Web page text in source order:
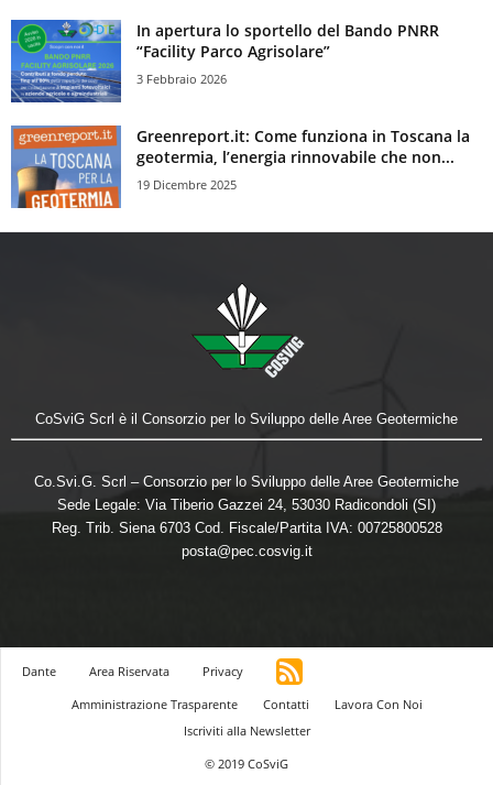
In apertura lo sportello del Bando PNRR
“Facility Parco Agrisolare”
3 Febbraio 2026
Greenreport.it: Come funziona in Toscana la
geotermia, l’energia rinnovabile che non...
19 Dicembre 2025
CoSviG Scrl è il Consorzio per lo Sviluppo delle Aree Geotermiche
Co.Svi.G. Scrl – Consorzio per lo Sviluppo delle Aree Geotermiche
Sede Legale: Via Tiberio Gazzei 24, 53030 Radicondoli (SI)
Reg. Trib. Siena 6703 Cod. Fiscale/Partita IVA: 00725800528
posta@pec.cosvig.it
Dante Area Riservata
Privacy
Amministrazione Trasparente
Contatti
Lavora Con Noi
Iscriviti alla Newsletter
© 2019 CoSviG